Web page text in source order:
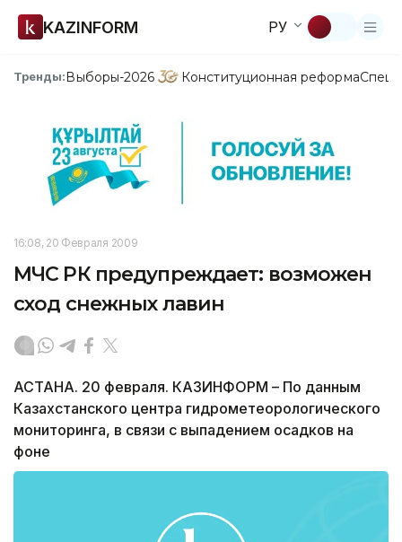
KAZINFORM РУ
Тренды:Выборы-2026 Конституционная реформа
16:08, 20 Февраля 2009
МЧС РК предупреждает: возможен
сход снежных лавин
АСТАНА. 20 февраля. КАЗИНФОРМ – По данным
Казахстанского центра гидрометеорологического
мониторинга, в связи с выпадением осадков на
фоне